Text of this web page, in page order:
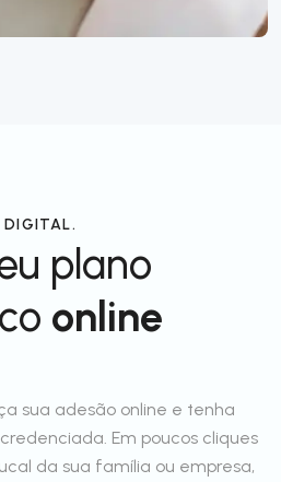
DIGITAL.
plano
online
sua adesão online e tenha
Em poucos cliques
da sua família ou empresa,